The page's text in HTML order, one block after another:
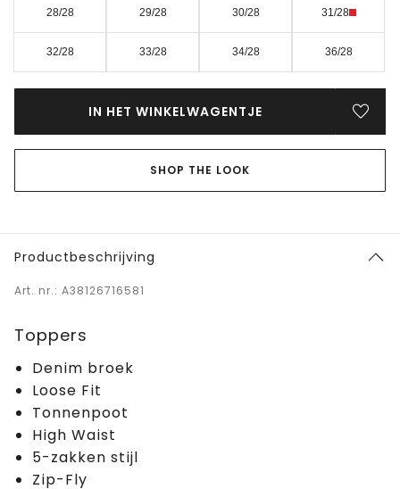
28/28 29/28 30/28 31/28
32/28 33/28 34/28 36/28
IN HET WINKELWAGENTJE
SHOP THE LOOK
Productbeschrijving
Art. nr.: A38126716581
Toppers
Denim broek
Loose Fit
Tonnenpoot
High Waist
5-zakken stijl
Zip-Fly